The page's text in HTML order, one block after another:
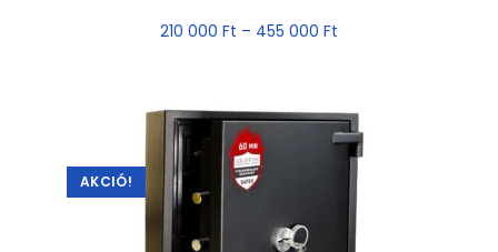
210 000 Ft – 455 000 Ft
AKCIÓ!